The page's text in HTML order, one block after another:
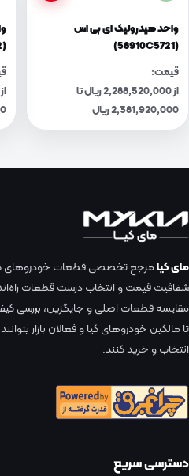
واحد هیدرولیک ای بی اس
(58910C5721)
قیمت:
از 2,288,520,000 ریال تا
2,381,920,000 ریال
(58910c5722)
مای کیامرجع تخصصی قطعات خودروهای
شفافیت قیمت و انتخاب درست قطعات
مقایسه قطعات اصلی و جایگزین، بررسی
تا مالکین خودروهای کیا و فعالان بازار
انتخاب و خرید کنند.
دسترسی سریع